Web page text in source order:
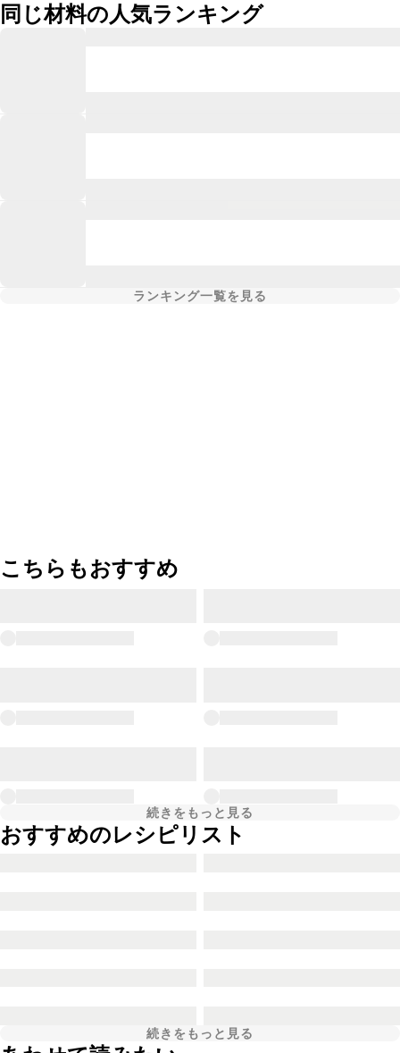
同じ材料の人気ランキング
ランキング一覧を見る
こちらもおすすめ
続きをもっと見る
おすすめのレシピリスト
続きをもっと見る